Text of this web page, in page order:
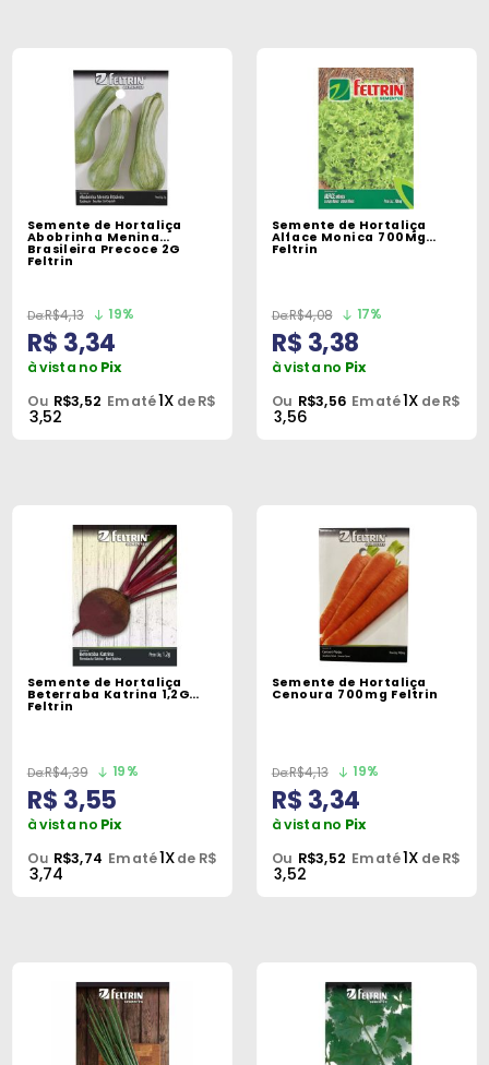
Semente de Hortaliça
Abobrinha Menina
Brasileira Precoce 2G
Feltrin
R$4,13 19%
R$ 3,34
à vista no Pix
Ou R$3,52 Em até1X de R$
3,52
Semente de Hortaliça
Alface Monica 700Mg
Feltrin
R$4,08 17%
R$ 3,38
à vista no Pix
Ou R$3,56 Em até1X de R$
3,56
Semente de Hortaliça
Beterraba Katrina 1,2G
Feltrin
R$4,39 19%
R$ 3,55
à vista no Pix
Ou R$3,74 Em até1Xde R$
3,74
Semente de Hortaliça
Cenoura 700mg Feltrin
R$4,13 19%
R$ 3,34
à vista no Pix
Ou R$3,52 Em até1X de R$
3,52